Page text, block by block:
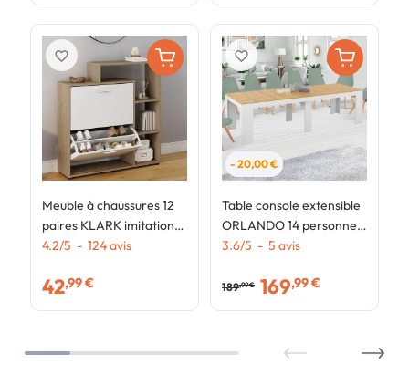
Meuble à chaussures 12
paires KLARK imitation
hêtre 2 portes blanches
4.2/5 - 124avis
42,99 €
favorite_border
- 20,00 €
Table console extensible
ORLANDO 14 personnes
300 cm blanc et façon
3.6/5 - 5 avis
189,99 € 169,99 €
favorite_border